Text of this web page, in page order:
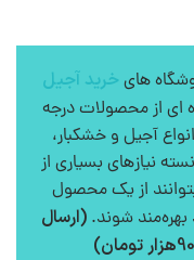
های خرید آجیل
ای از محصولات درجه
آجیل و خشکبار،
نیازهای بسیاری از
بتوانند از یک محصول
بهره‌مند شوند.(ارسال